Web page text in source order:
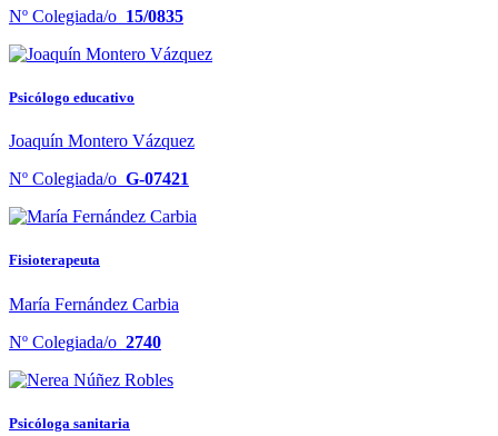
Nº Colegiada/o 15/0835
Psicólogo educativo
Joaquín Montero Vázquez
Nº Colegiada/o G-07421
Fisioterapeuta
María Fernández Carbia
Nº Colegiada/o 2740
Psicóloga sanitaria